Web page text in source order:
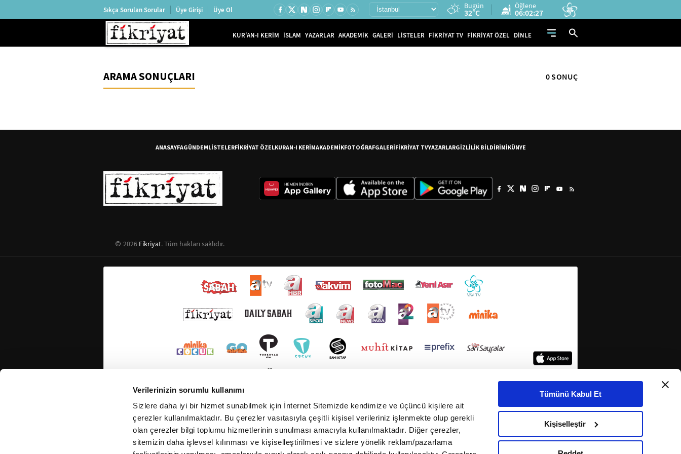
Verilerinizin sorumlu kullanımı
Sizlere daha iyi bir hizmet sunabilmek için İnternet Sitemizde kendimize ve üçüncü kişilere ait
çerezler kullanılmaktadır. Bu çerezler vasıtasıyla çeşitli kişisel verileriniz işlenmekte olup gerekli
olan çerezler bilgi toplumu hizmetlerinin sunulması amacıyla kullanılmaktadır. Diğer çerezler,
sitemizin daha işlevsel kılınması ve kişiselleştirilmesi ve sizlere yönelik reklam/pazarlama
Tümünü Kabul Et
Kişiselleştir
Sıkça Sorulan Sorular Üye Girişi Üye Ol Bugün
32°C
Öğlene
06:02:27
KUR'AN-I KERİM İSLAM YAZARLAR AKADEMİK GALERİ LİSTELER FİKRİYAT TV FİKRİYAT ÖZEL DİNLE
ARAMA SONUÇLARI 0 SONUÇ
ANASAYFAGÜNDEMLİSTELERFİKRİYAT ÖZELKURAN-I KERİMAKADEMİKFOTOĞRAFGALERİFİKRİYAT TVYAZARLARGİZLİLİK BİLDİRİMİKÜNYE
2026 Fikriyat. Tüm hakları saklıdır.